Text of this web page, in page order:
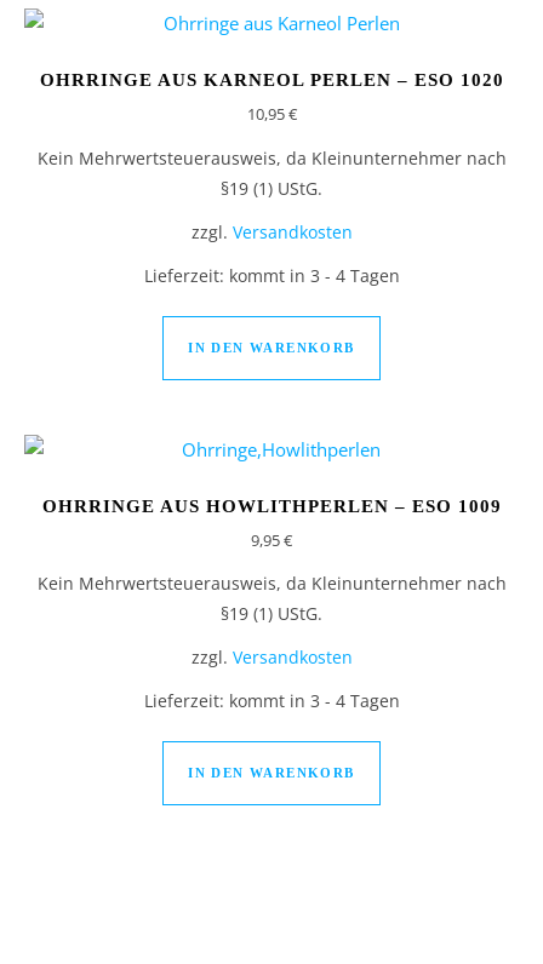
OHRRINGE AUS KARNEOL PERLEN – ESO 1020
10,95€
Kein Mehrwertsteuerausweis, da Kleinunternehmer nach
§19 (1) UStG.
zzgl. Versandkosten
Lieferzeit: kommt in 3 - 4 Tagen
IN DEN WARENKORB
OHRRINGE AUS HOWLITHPERLEN – ESO 1009
9,95€
Kein Mehrwertsteuerausweis, da Kleinunternehmer nach
§19 (1) UStG.
zzgl. Versandkosten
Lieferzeit: kommt in 3 - 4 Tagen
IN DEN WARENKORB